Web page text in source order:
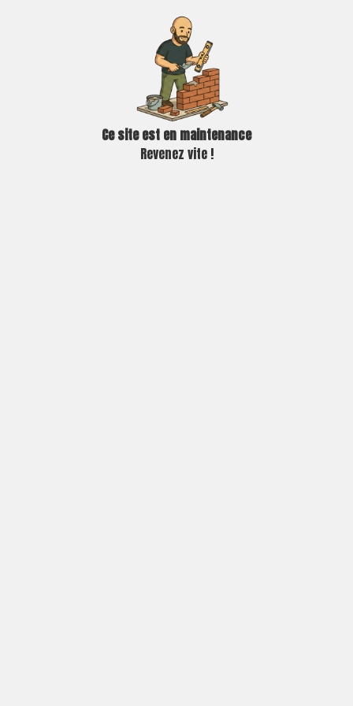
Ce site est en maintenance
Revenez vite !